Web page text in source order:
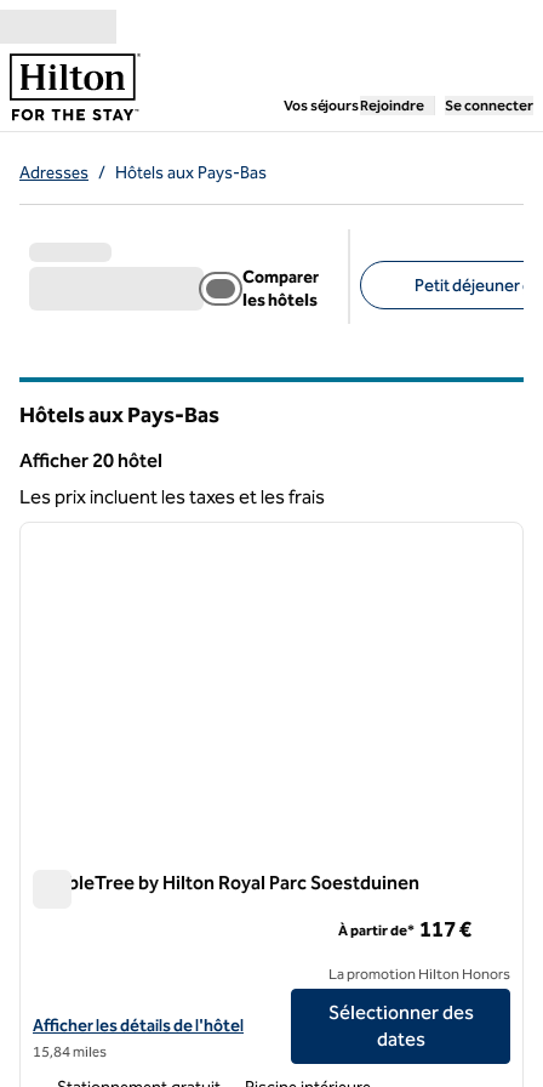
Vos séjours,ouvre un nouvel
Rejoindre Se connecter
Adresses / Hôtels aux Pays-Bas
Comparer
les hôtels
Petit déjeuner
Hôtels aux Pays-Bas
Afficher 20 hôtel
Afficher 20 hôtel
Les prix incluent les taxes et les frais
1 sur 12
DoubleTree by Hilton Royal Parc Soestduinen
Afficher les détails de l'hôtel DoubleTree by Hilton Royal Parc
Afficher les détails de l'hôtel
15,84 miles
À partir de* 117 €
La promotion Hilton Honors
Sélectionner des
dates